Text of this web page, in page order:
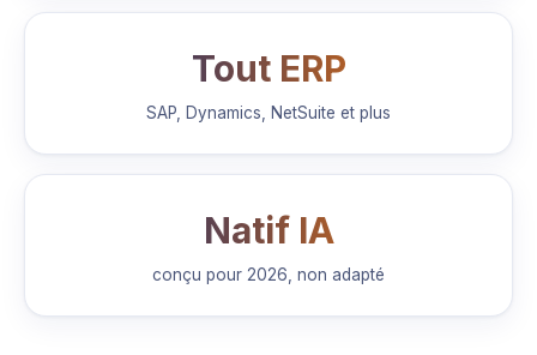
Tout ERP
SAP, Dynamics, NetSuite et plus
Natif IA
conçu pour 2026, non adapté